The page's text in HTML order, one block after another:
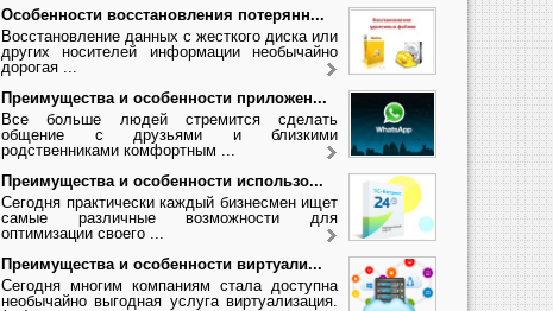
Особенности восстановления потерянн...
Восстановление данных с жесткого диска или
других носителей информации необычайно
дорогая ...
Преимущества и особенности приложен...
Все больше людей стремится сделать
общение с друзьями и близкими
родственниками комфортным ...
Преимущества и особенности использо...
Сегодня практически каждый бизнесмен ищет
самые различные возможности для
оптимизации своего ...
Преимущества и особенности виртуали...
Сегодня многим компаниям стала доступна
необычайно выгодная услуга виртуализация.